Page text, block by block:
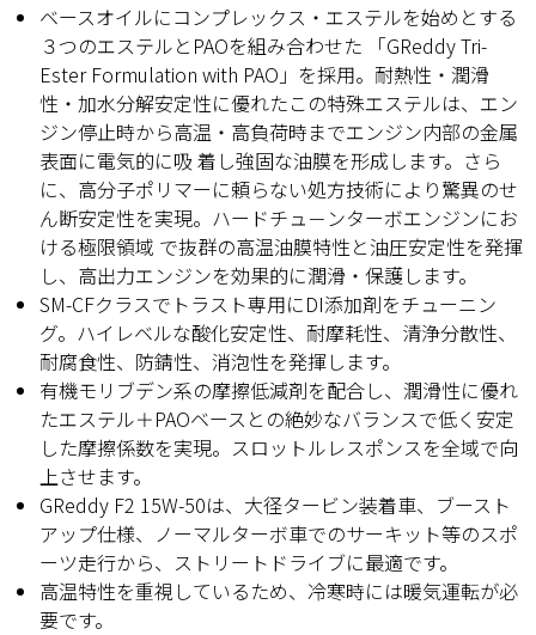
ベースオイルにコンプレックス・エステルを始めとする
３つのエステルとPAOを組み合わせた 「GReddy Tri-
Ester Formulation with PAO」を採用。耐熱性・潤滑
性・加水分解安定性に優れたこの特殊エステルは、エン
ジン停止時から高温・高負荷時までエンジン内部の金属
表面に電気的に吸 着し強固な油膜を形成します。さら
に、高分子ポリマーに頼らない処方技術により驚異のせ
ん断安定性を実現。ハードチュ－ンターボエンジンにお
ける極限領域 で抜群の高温油膜特性と油圧安定性を発揮
し、高出力エンジンを効果的に潤滑・保護します。
SM-CFクラスでトラスト専用にDI添加剤をチューニン
グ。ハイレベルな酸化安定性、耐摩耗性、清浄分散性、
耐腐食性、防錆性、消泡性を発揮します。
有機モリブデン系の摩擦低減剤を配合し、潤滑性に優れ
たエステル＋PAOベースとの絶妙なバランスで低く安定
した摩擦係数を実現。スロットルレスポンスを全域で向
上させます。
GReddy F2 15W-50は、大径タービン装着車、ブースト
アップ仕様、ノーマルターボ車でのサーキット等のスポ
ーツ走行から、ストリートドライブに最適です。
高温特性を重視しているため、冷寒時には暖気運転が必
要です。